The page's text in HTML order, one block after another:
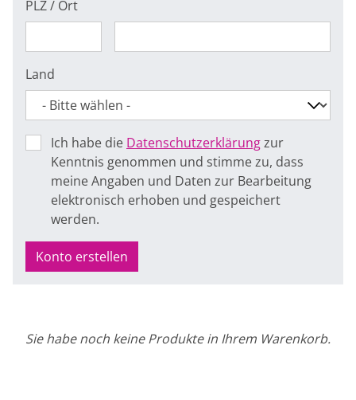
PLZ / Ort
Land
Ich habe die Datenschutzerklärungzur
Kenntnis genommen und stimme zu, dass
meine Angaben und Daten zur Bearbeitung
elektronisch erhoben und gespeichert
werden.
Konto erstellen
Sie habe noch keine Produkte in Ihrem Warenkorb.